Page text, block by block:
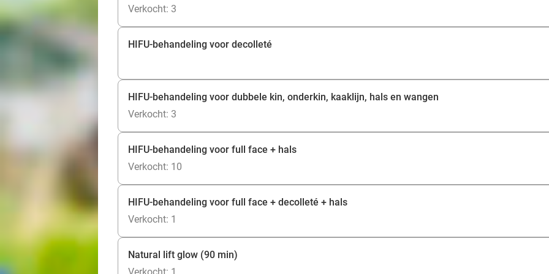
Verkocht: 3
HIFU-behandeling voor decolleté
HIFU-behandeling voor dubbele kin, onderkin, kaaklijn, hals en wangen
Verkocht: 3
HIFU-behandeling voor full face + hals
Verkocht: 10
HIFU-behandeling voor full face + decolleté + hals
Verkocht: 1
Natural lift glow (90 min)